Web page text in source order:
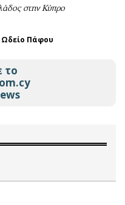
στην Κύπρο
Ωδείο Πάφου
το